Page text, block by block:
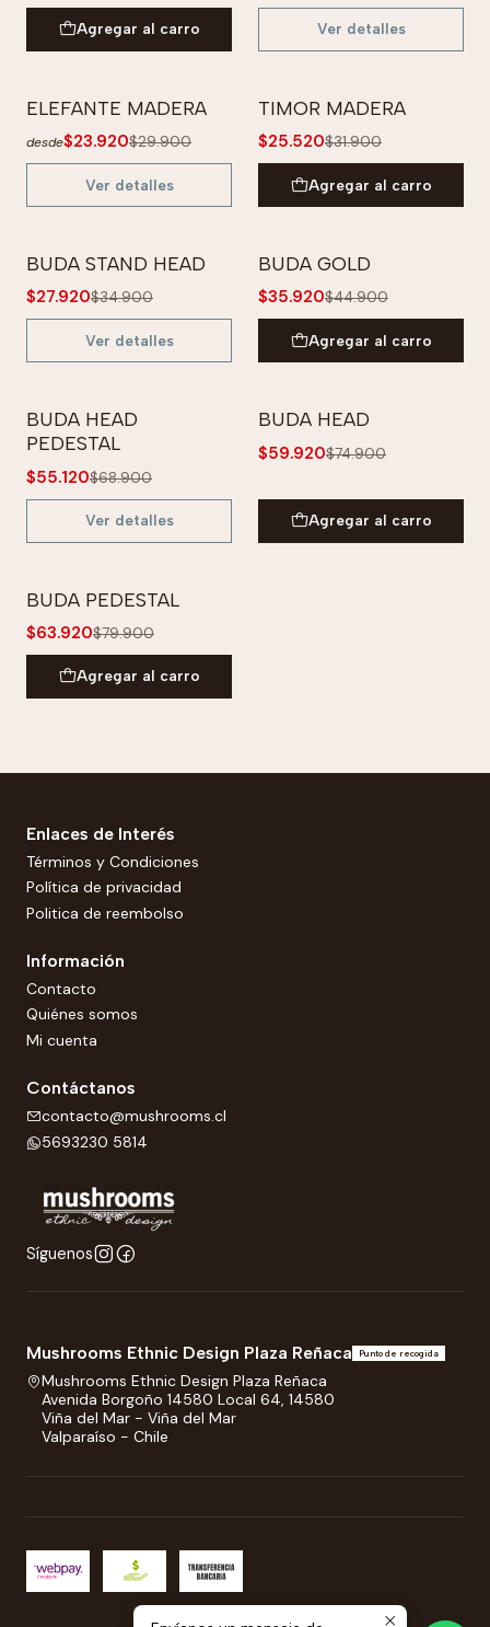
Agregar al carro Ver detalles
-20% OFF
No disponible
ELEFANTE MADERA
desde$23.920$29.900
Ver detalles
-20% OFF
TIMOR MADERA
$25.520$31.900
Agregar al carro
-20% OFF
No disponible
BUDA STAND HEAD
$27.920$34.900
Ver detalles
-20% OFF
BUDA GOLD
$35.920$44.900
Agregar al carro
-20% OFF
No disponible
BUDA HEAD
PEDESTAL
$55.120$68.900
Ver detalles
-20% OFF
BUDA HEAD
$59.920$74.900
Agregar al carro
-20% OFF
BUDA PEDESTAL
$63.920$79.900
Agregar al carro
Enlaces de Interés
Términos y Condiciones
Política de privacidad
Politica de reembolso
Información
Contacto
Quiénes somos
Mi cuenta
Contáctanos
contacto@mushrooms.cl
5693230 5814
Síguenos
Mushrooms Ethnic Design Plaza Reñaca Punto de recogida
Mushrooms Ethnic Design Plaza Reñaca
Avenida Borgoño 14580 Local 64, 14580
Viña del Mar - Viña del Mar
Valparaíso - Chile